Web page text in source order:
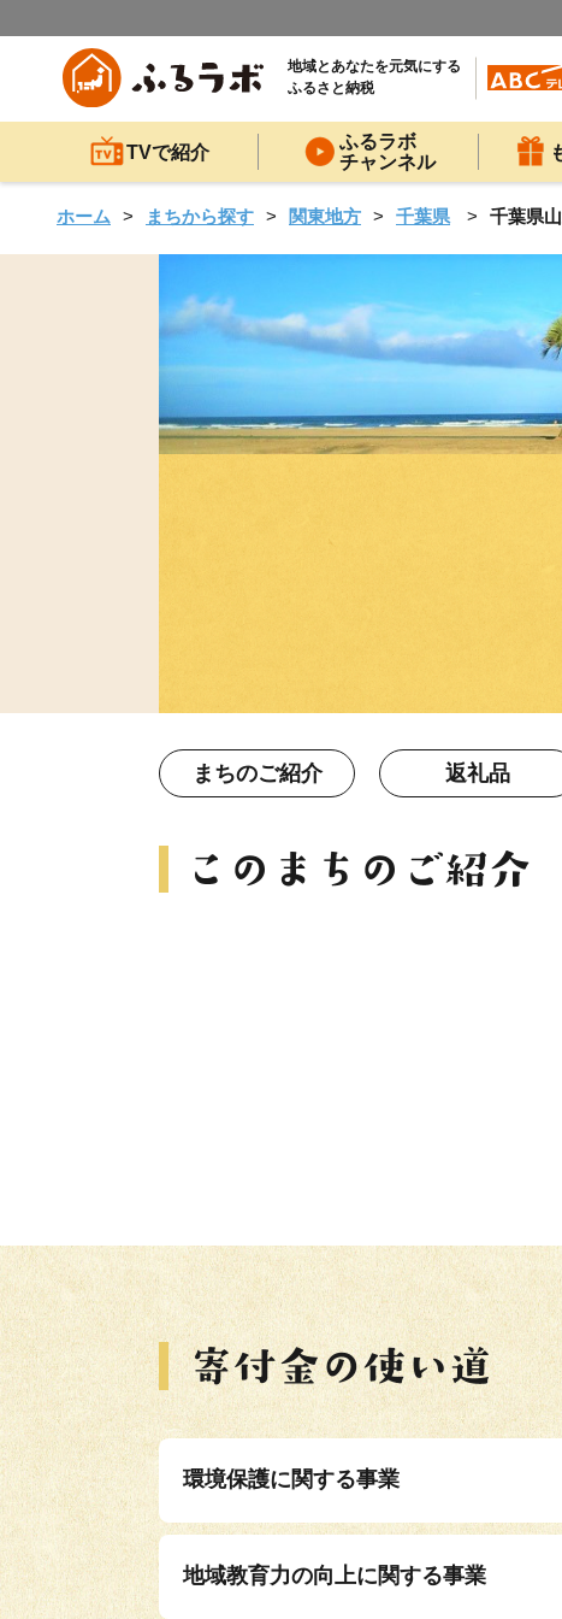
地域とあなたを元気にする
ふるさと納税
TVで紹介
ふるラボ
チャンネル
ホーム まちから探す 関東地方 千葉県 千葉県
まちのご紹介 返礼品
環境保護に関する事業
地域教育力の向上に関する事業